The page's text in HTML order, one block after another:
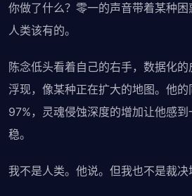
你做了什么？零一的声音带着某种
人类该有的。
陈念低头看着自己的右手，数据化
浮现，像某种正在扩大的地图。他
97%，灵魂侵蚀深度的增加让他感
稳。
我不是人类。他说。但我也不是裁决